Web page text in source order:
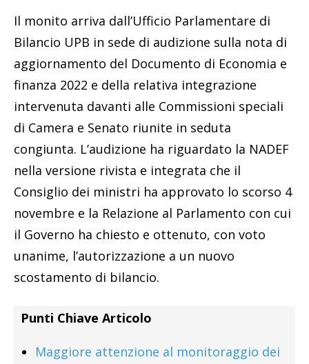
Il monito arriva dall’Ufficio Parlamentare di
Bilancio UPB in sede di audizione sulla nota di
aggiornamento del Documento di Economia e
finanza 2022 e della relativa integrazione
intervenuta davanti alle Commissioni speciali
di Camera e Senato riunite in seduta
congiunta. L’audizione ha riguardato la NADEF
nella versione rivista e integrata che il
Consiglio dei ministri ha approvato lo scorso 4
novembre e la Relazione al Parlamento con cui
il Governo ha chiesto e ottenuto, con voto
unanime, l’autorizzazione a un nuovo
scostamento di bilancio.
Punti Chiave Articolo
Maggiore attenzione al monitoraggio dei